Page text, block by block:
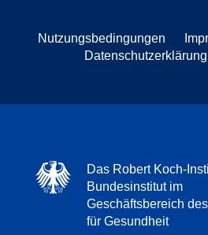
Nutzungsbedingungen
Datenschutzerklärung
Das Robert Koch-
Bundesinstitut im
Geschäftsbereich
für Gesundheit